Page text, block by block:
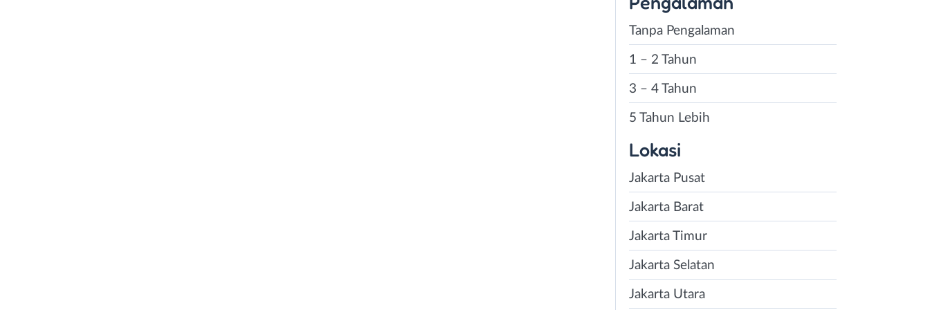
Tanpa Pengalaman
1 – 2 Tahun
3 – 4 Tahun
5 Tahun Lebih
Lokasi
Jakarta Pusat
Jakarta Barat
Jakarta Timur
Jakarta Selatan
Jakarta Utara